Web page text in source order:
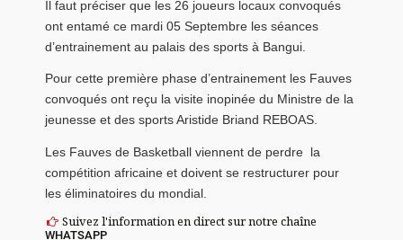
Il faut préciser que les 26 joueurs locaux convoqués
ont entamé ce mardi 05 Septembre les séances
d’entrainement au palais des sports à Bangui.
Pour cette première phase d’entrainement les Fauves
convoqués ont reçu la visite inopinée du Ministre de la
jeunesse et des sports Aristide Briand REBOAS.
Les Fauves de Basketball viennent de perdre la
compétition africaine et doivent se restructurer pour
les éliminatoires du mondial.
Suivez l'information en direct sur notre chaîne
WHATSAPP